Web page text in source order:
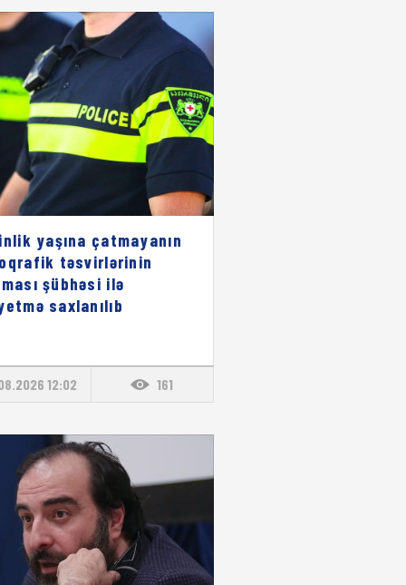
yaşına çatmayanın
təsvirlərinin
şübhəsi ilə
saxlanılıb
12:02 161